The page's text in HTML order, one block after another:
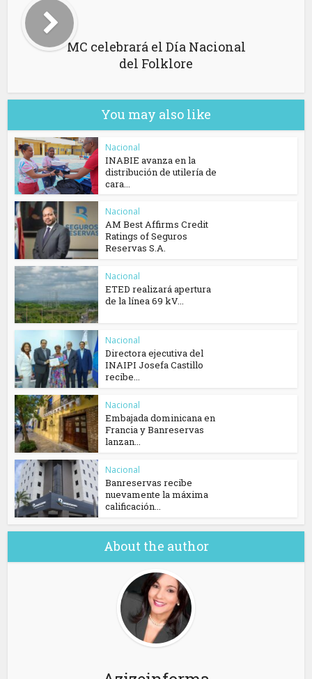
MC celebrará el Día Nacional
del Folklore
You may also like
Nacional
INABIE avanza en la
distribución de utilería de
cara...
Nacional
AM Best Affirms Credit
Ratings of Seguros
Reservas S.A.
Nacional
ETED realizará apertura
de la línea 69 kV...
Nacional
Directora ejecutiva del
INAIPI Josefa Castillo
recibe...
Nacional
Embajada dominicana en
Francia y Banreservas
lanzan...
Nacional
Banreservas recibe
nuevamente la máxima
calificación...
About the author